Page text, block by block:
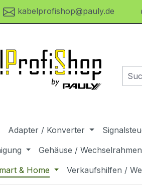
kabelprofishop@pauly.de
Adapter / Konverter
Gehäuse / Wechselrahmen
& Home Verkaufshilfen /